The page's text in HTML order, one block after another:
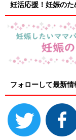
妊活応援！妊娠の
フォローして最新情